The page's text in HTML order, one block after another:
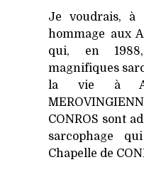
Je voudrais, à
hommage aux
qui, en
magnifiques
la vie à
CONROS sont
sarcophage
Chapelle de